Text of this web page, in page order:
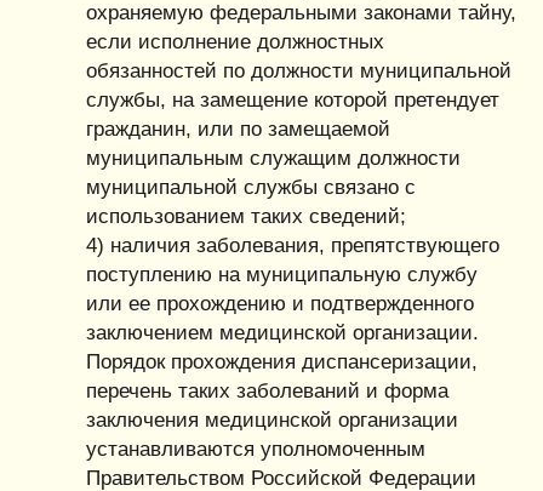
охраняемую федеральными законами тайну,
если исполнение должностных
обязанностей по должности муниципальной
службы, на замещение которой претендует
гражданин, или по замещаемой
муниципальным служащим должности
муниципальной службы связано с
использованием таких сведений;
4) наличия заболевания, препятствующего
поступлению на муниципальную службу
или ее прохождению и подтвержденного
заключением медицинской организации.
Порядок прохождения диспансеризации,
перечень таких заболеваний и форма
заключения медицинской организации
устанавливаются уполномоченным
Правительством Российской Федерации